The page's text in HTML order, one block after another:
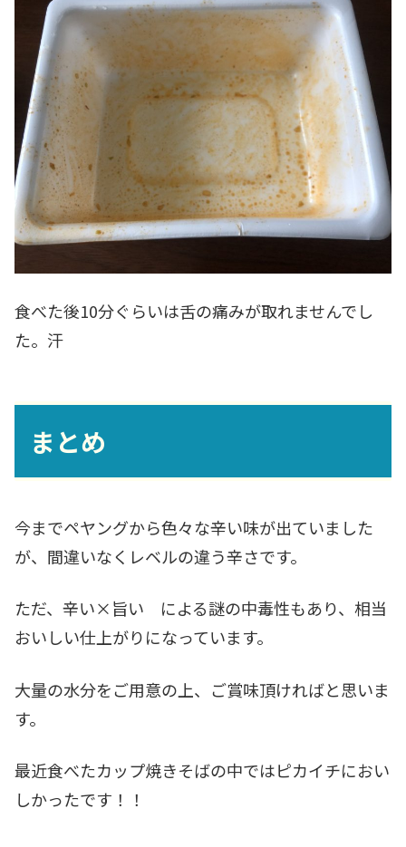
食べた後10分ぐらいは舌の痛みが取れませんでし
た。汗
まとめ
今までペヤングから色々な辛い味が出ていました
が、間違いなくレベルの違う辛さです。
ただ、辛い×旨い による謎の中毒性もあり、相当
おいしい仕上がりになっています。
大量の水分をご用意の上、ご賞味頂ければと思いま
す。
最近食べたカップ焼きそばの中ではピカイチにおい
しかったです！！